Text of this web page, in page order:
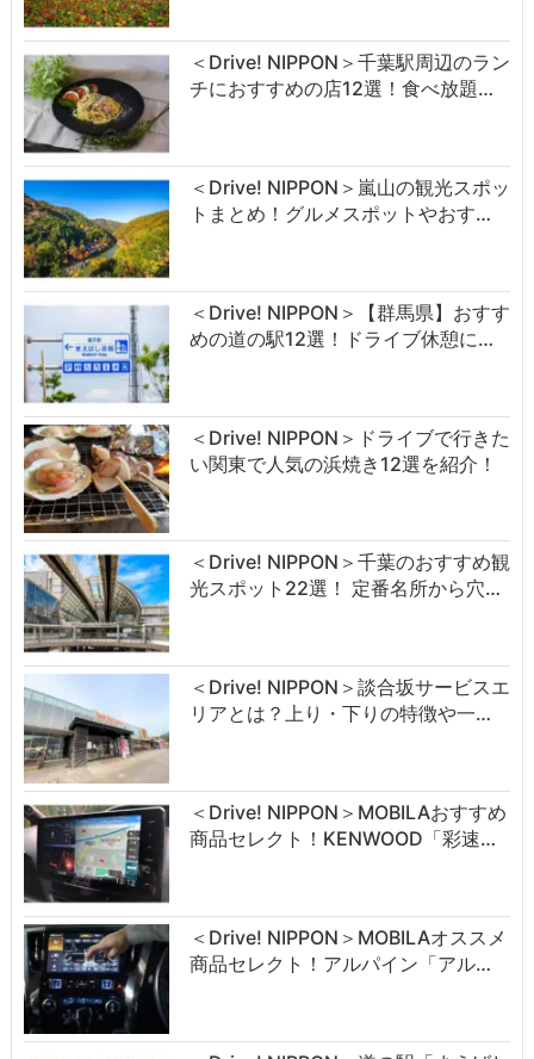
＜Drive! NIPPON＞千葉駅周辺のラン
チにおすすめの店12選！食べ放題…
＜Drive! NIPPON＞嵐山の観光スポッ
トまとめ！グルメスポットやおす…
＜Drive! NIPPON＞【群馬県】おすす
めの道の駅12選！ドライブ休憩に…
＜Drive! NIPPON＞ドライブで行きた
い関東で人気の浜焼き12選を紹介！
＜Drive! NIPPON＞千葉のおすすめ観
光スポット22選！ 定番名所から穴…
＜Drive! NIPPON＞談合坂サービスエ
リアとは？上り・下りの特徴や一…
＜Drive! NIPPON＞MOBILAおすすめ
商品セレクト！KENWOOD「彩速…
＜Drive! NIPPON＞MOBILAオススメ
商品セレクト！アルパイン「アル…